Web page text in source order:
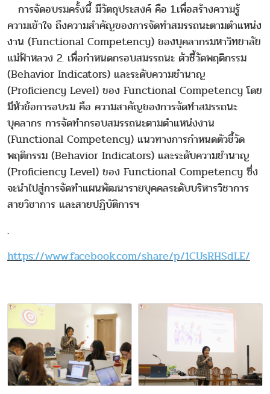
การจัดอบรมครั้งนี้ มีวัตถุประสงค์ คือ 1.เพื่อสร้างความรู้
ความเข้าใจ ถึงความสำคัญของการจัดทำสมรรถนะตามตำแหน่ง
งาน (Functional Competency) ของบุคลากรมหาวิทยาลัย
แม่ฟ้าหลวง 2. เพื่อกำหนดกรอบสมรรถนะ ตัวชี้วัดพฤติกรรม
(Behavior Indicators) และระดับความชำนาญ
(Proficiency Level) ของ Functional Competency โดย
มีหัวข้อการอบรม คือ ความสาคัญของการจัดทำสมรรถนะ
บุคลากร การจัดทำกรอบสมรรถนะตามตำแหน่งงาน
(Functional Competency) แนวทางการกำหนดตัวชี้วัด
พฤติกรรม (Behavior Indicators) และระดับความชำนาญ
(Proficiency Level) ของ Functional Competency ซึ่ง
จะนำไปสู่การจัดทำแผนพัฒนารายบุคคลระดับบริหารวิชาการ
สายวิชาการ และสายปฏิบัติการฯ
.
https://www.facebook.com/share/p/1CUsRHSdLE/